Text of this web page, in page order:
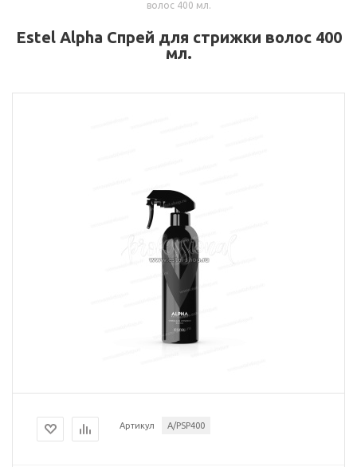
волос 400 мл.
Estel Alpha Спрей для стрижки волос 400
мл.
Артикул A/PSP400